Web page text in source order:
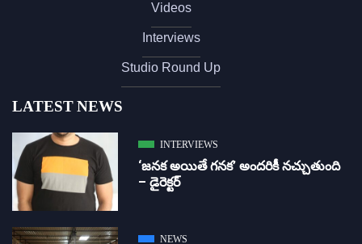
Videos
Interviews
Studio Round Up
LATEST NEWS
INTERVIEWS
‘జ‌న‌క అయితే గ‌న‌క‌’ అందరికీ నచ్చుతుంది
– డైరెక్ట‌ర్
NEWS